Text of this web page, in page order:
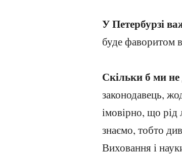
У Петербурзі
буде фаворитом
Скільки б ми
законодавець,
імовірно, що
знаємо, тобто
Виховання і